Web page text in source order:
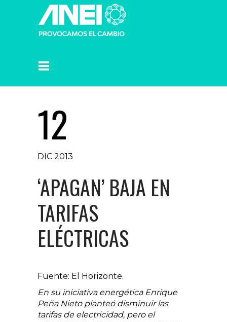
12
DIC 2013
‘APAGAN’ BAJA EN
TARIFAS
ELÉCTRICAS
Fuente: El Horizonte.
En su iniciativa energética Enrique
Peña Nieto planteó disminuir las
tarifas de electricidad, pero el